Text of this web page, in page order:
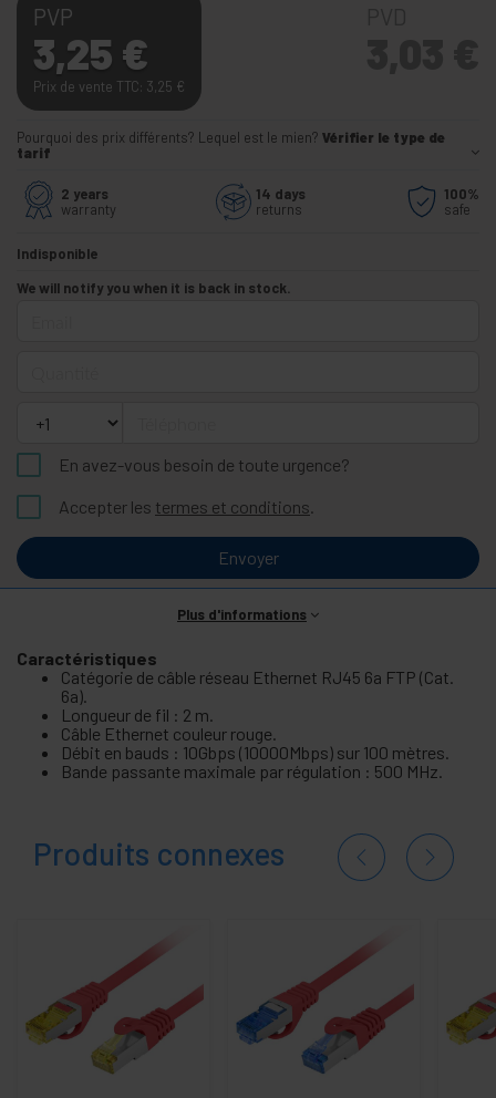
PVP
3,25 €
Prix de vente TTC: 3,25 €
Pourquoi des prix différents? Lequel est le mien? Vérifier le type de
tarif
2 years
warranty
14 days
returns
100%
safe
Indisponible
We will notify you when it is back in stock.
En avez-vous besoin de toute urgence?
Accepter les termes et conditions.
Envoyer
Plus d'informations
Caractéristiques
Catégorie de câble réseau Ethernet RJ45 6a FTP (Cat.
6a).
Longueur de fil : 2 m.
Câble Ethernet couleur rouge.
Débit en bauds : 10Gbps (10000Mbps) sur 100 mètres.
Bande passante maximale par régulation : 500 MHz.
Produits connexes